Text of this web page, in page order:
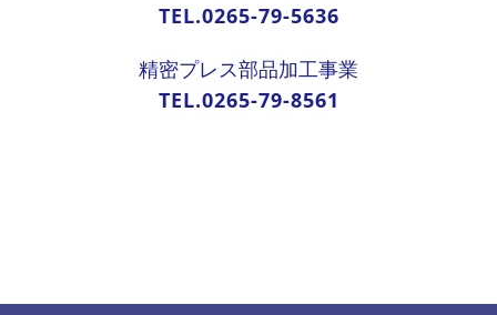
TEL.0265-79-5636
精密プレス部品加工事業
TEL.0265-79-8561